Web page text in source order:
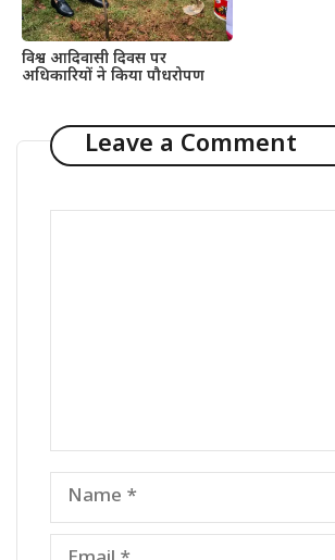
विश्व आदिवासी दिवस पर
अधिकारियों ने किया पौधरोपण
Leave a Comment
Name
Email